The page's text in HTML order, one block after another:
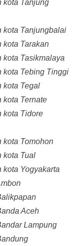
kota Tanjung
kota Tanjungbalai
kota Tarakan
kota Tasikmalaya
kota Tebing Tinggi
kota Tegal
kota Ternate
kota Tidore
kota Tomohon
kota Tual
Yogyakarta
Aceh
Lampung